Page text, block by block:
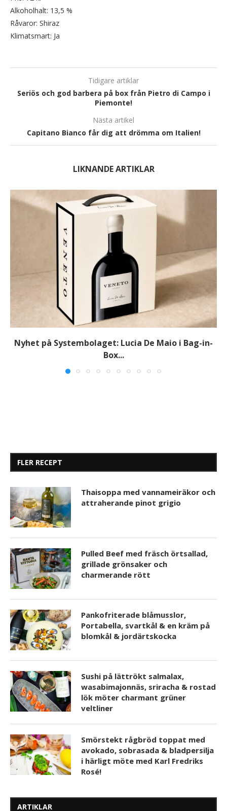
Alkoholhalt: 13,5 %
Råvaror: Shiraz
Klimatsmart: Ja
Tidigare artiklar
Seriös och god barbera på box från Pietro di Campo i
Piemonte!
Nästa artikel
Capitano Bianco får dig att drömma om Italien!
LIKNANDE ARTIKLAR
Nyhet på Systembolaget: Lucia De Maio i Bag-in-
Box...
FLER RECEPT
Thaisoppa med vannameiräkor och
attraherande pinot grigio
Pulled Beef med fräsch örtsallad,
grillade grönsaker och
charmerande rött
Pankofriterade blåmusslor,
Portabella, svartkål & en kräm på
blomkål & jordärtskocka
Sushi på lättrökt salmalax,
wasabimajonnäs, sriracha & rostad
lök möter charmant grüner
veltliner
Smörstekt rågbröd toppat med
avokado, sobrasada & bladpersilja
i härligt möte med Karl Fredriks
Rosé!
ARTIKLAR